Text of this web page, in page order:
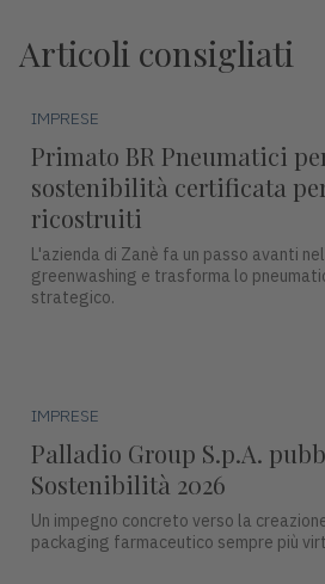
Articoli consigliati
IMPRESE
Primato BR Pneumatici
sostenibilità certificata
ricostruiti
L'azienda di Zanè fa un passo avanti
greenwashing e trasforma lo
strategico.
IMPRESE
Palladio Group S.p.A.
Sostenibilità 2026
Un impegno concreto verso la
packaging farmaceutico sempre più